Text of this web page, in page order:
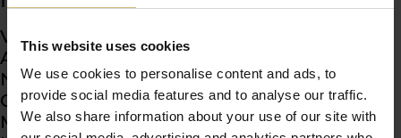
This website uses cookies
We use cookies to personalise content and ads, to
provide social media features and to analyse our traffic.
We also share information about your use of our site with
VED CEO
ANDERS H.
NØRGAARD
OG CFO
MICHAEL